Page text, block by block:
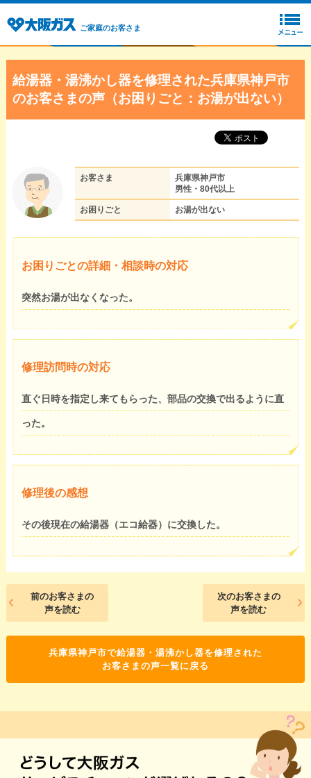
ご家庭のお客さま
給湯器・湯沸かし器を修理された兵庫県神戸市
のお客さまの声（お困りごと：お湯が出ない）
お客さま
兵庫県神戸市
男性・80代以上
お困りごと お湯が出ない
お困りごとの詳細・相談時の対応
突然お湯が出なくなった。
修理訪問時の対応
直ぐ日時を指定し来てもらった、部品の交換で出るように直
った。
修理後の感想
その後現在の給湯器（エコ給器）に交換した。
前のお客さまの
声を読む
次のお客さまの
声を読む
兵庫県神戸市で給湯器・湯沸かし器を修理された
お客さまの声一覧に戻る